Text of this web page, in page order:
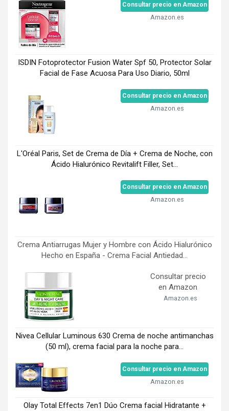
Consultar precio en Amazon
Amazon.es
ISDIN Fotoprotector Fusion Water Spf 50, Protector Solar
Facial de Fase Acuosa Para Uso Diario, 50ml
Consultar precio en Amazon
Amazon.es
L'Oréal Paris, Set de Crema de Día + Crema de Noche, con
Ácido Hialurónico Revitalift Filler, Set...
Consultar precio en Amazon
Amazon.es
Crema Antiarrugas Mujer y Hombre con Ácido Hialurónico
Hecho en España - Crema Facial Antiedad...
Consultar precio
en Amazon
Amazon.es
Nivea Cellular Luminous 630 Crema de noche antimanchas
(50 ml), crema facial para la noche para...
Consultar precio en Amazon
Amazon.es
Olay Total Effects 7en1 Dúo Crema facial Hidratante +